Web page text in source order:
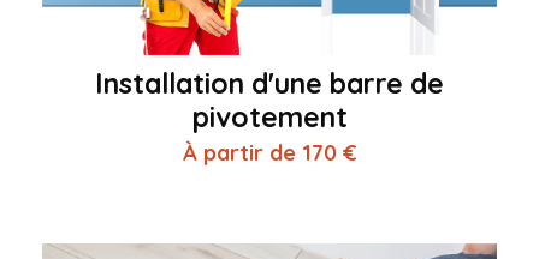
Installation d'une barre de
pivotement
À partir de 170 €